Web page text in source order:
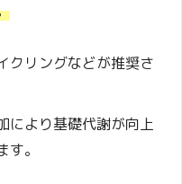
クリングなどが推奨さ
により基礎代謝が向上
。